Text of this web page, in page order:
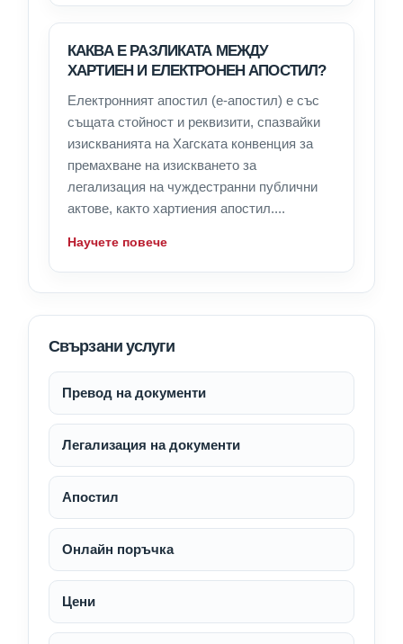
КАКВА Е РАЗЛИКАТА МЕЖДУ
ХАРТИЕН И ЕЛЕКТРОНЕН АПОСТИЛ?
Електронният апостил (е-апостил) е със
същата стойност и реквизити, спазвайки
изискванията на Хагската конвенция за
премахване на изискването за
легализация на чуждестранни публични
актове, както хартиения апостил....
Научете повече
Свързани услуги
Превод на документи
Легализация на документи
Апостил
Онлайн поръчка
Цени